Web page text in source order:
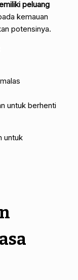
peluang
kemauan
potensinya.
untuk berhenti
untuk